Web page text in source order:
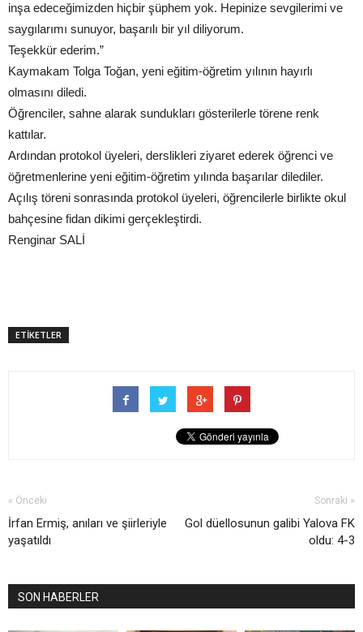
inşa edeceğimizden hiçbir şüphem yok. Hepinize sevgilerimi ve
saygılarımı sunuyor, başarılı bir yıl diliyorum.
Teşekkür ederim.”
Kaymakam Tolga Toğan, yeni eğitim-öğretim yılının hayırlı
olmasını diledi.
Öğrenciler, sahne alarak sundukları gösterilerle törene renk
kattılar.
Ardından protokol üyeleri, derslikleri ziyaret ederek öğrenci ve
öğretmenlerine yeni eğitim-öğretim yılında başarılar dilediler.
Açılış töreni sonrasında protokol üyeleri, öğrencilerle birlikte okul
bahçesine fidan dikimi gerçekleştirdi.
Renginar SALİ
ETİKETLER
« Önceki
İrfan Ermiş, anıları ve şiirleriyle
yaşatıldı
Sonraki »
Gol düellosunun galibi Yalova FK
oldu: 4-3
SON HABERLER